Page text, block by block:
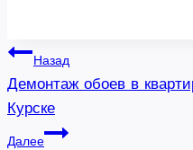
Навигация
по
записям
Назад
Демонтаж обоев в
Курске
Далее